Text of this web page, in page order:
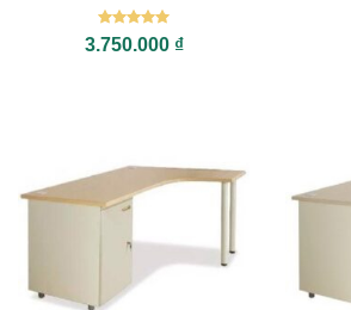
Được xếp
hạng55
3.750.000 ₫